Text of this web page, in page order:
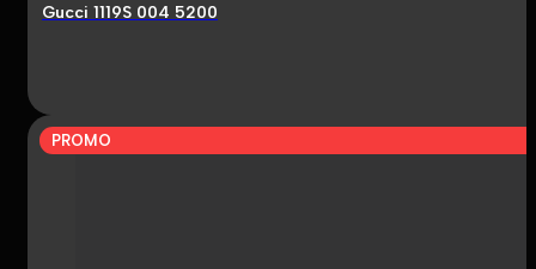
Gucci 1119S 004 5200
PROMO